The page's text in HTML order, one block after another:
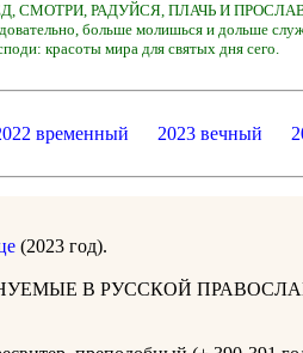
СМОТРИ, РАДУЙСЯ, ПЛАЧЬ И
больше молишься и дольше
красоты мира для святых дня сего.
временный 2023 вечный
(2023 год).
В РУССКОЙ